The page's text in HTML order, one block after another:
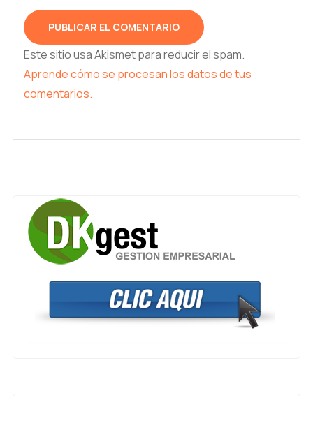
Este sitio usa Akismet para reducir el spam.
Aprende cómo se procesan los datos de tus
comentarios.